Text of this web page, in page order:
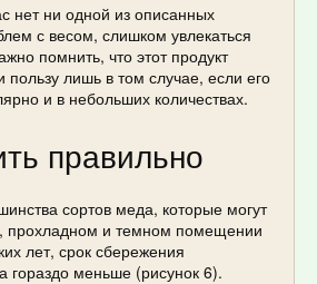
нет ни одной из описанных
с весом, слишком увлекаться
помнить, что этот продукт
пользу лишь в том случае, если его
и в небольших количествах.
правильно
сортов меда, которые могут
прохладном и темном помещении
лет, срок сбережения
гораздо меньше (рисунок 6).